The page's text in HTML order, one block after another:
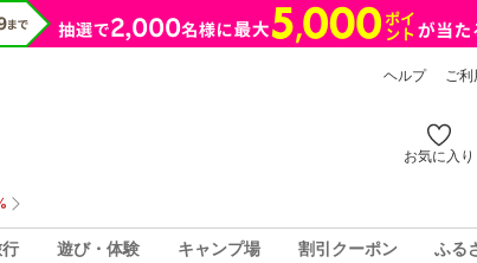
ヘルプ ご
お気に入り
遊び・体験 キャンプ場 割引クーポン ふる